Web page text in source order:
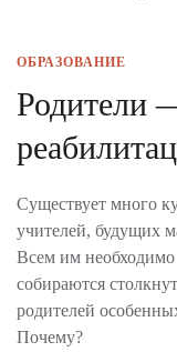
ОБРАЗОВАНИЕ
Родители
Существует много
учителей, будущих
Всем им необходимо
собираются
родителей
Почему?